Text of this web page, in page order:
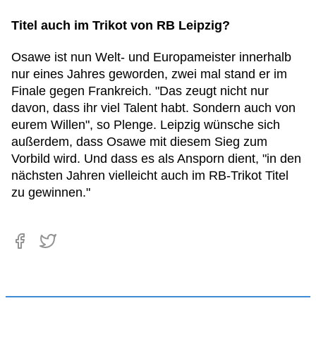
Titel auch im Trikot von RB Leipzig?
Osawe ist nun Welt- und Europameister innerhalb
nur eines Jahres geworden, zwei mal stand er im
Finale gegen Frankreich. "Das zeugt nicht nur
davon, dass ihr viel Talent habt. Sondern auch von
eurem Willen", so Plenge. Leipzig wünsche sich
außerdem, dass Osawe mit diesem Sieg zum
Vorbild wird. Und dass es als Ansporn dient, "in den
nächsten Jahren vielleicht auch im RB-Trikot Titel
zu gewinnen."